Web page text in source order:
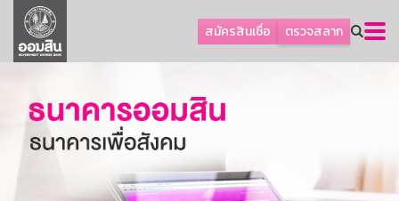
สมัครสินเชื่อ ตรวจสลาก
ลูกค้าธุรกิจ
ลูกค้าผู้ประกอบรายย่อย
ออมเพื่อสุข
เกี่ยวกับธนาคาร
การพัฒนาที่ยั่งยืน